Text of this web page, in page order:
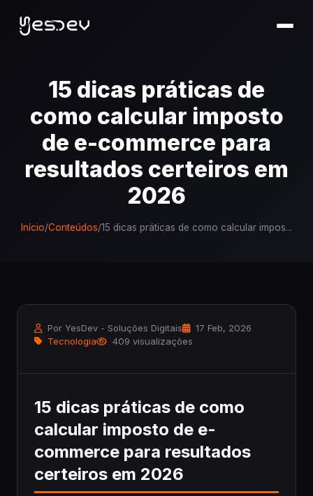
15 dicas práticas de
como calcular imposto
de e-commerce para
resultados certeiros em
2026
Início/Conteúdos/15 dicas práticas de como calcular impos...
Por YesDev - Soluções Digitais
17 Feb, 2026
Tecnologia
409 visualizações
15 dicas práticas de como
calcular imposto de e-
commerce para resultados
certeiros em 2026